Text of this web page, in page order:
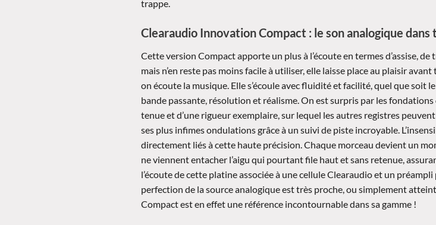
trappe.
Clearaudio Innovation Compact : le son analogique
Cette version Compact apporte un plus à l’écoute en termes d’assise,
mais n’en reste pas moins facile à utiliser, elle laisse place au plaisir
on écoute la musique. Elle s’écoule avec fluidité et facilité, quel que soit
bande passante, résolution et réalisme. On est surpris par les
tenue et d’une rigueur exemplaire, sur lequel les autres registres
ses plus infimes ondulations grâce à un suivi de piste incroyable.
directement liés à cette haute précision. Chaque morceau devient un
ne viennent entacher l’aigu qui pourtant file haut et sans retenue,
l’écoute de cette platine associée à une cellule Clearaudio et un
perfection de la source analogique est très proche, ou simplement
Compact est en effet une référence incontournable dans sa gamme !